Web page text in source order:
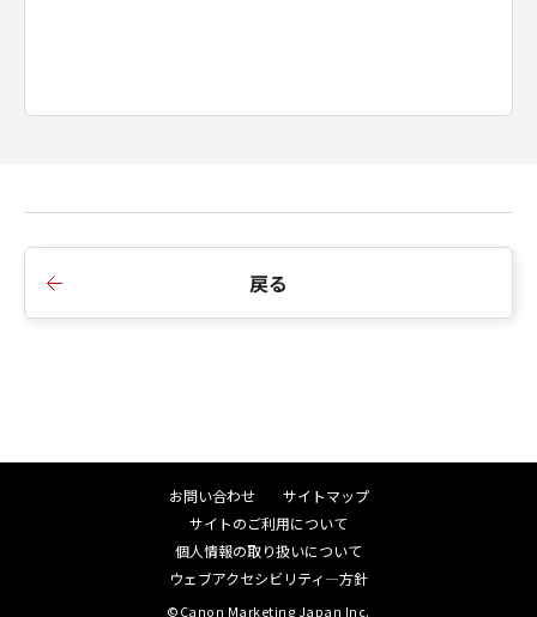
戻る
お問い合わせ
サイトマップ
サイトのご利用について
個人情報の取り扱いについて
ウェブアクセシビリティ―方針
©Canon Marketing Japan Inc.